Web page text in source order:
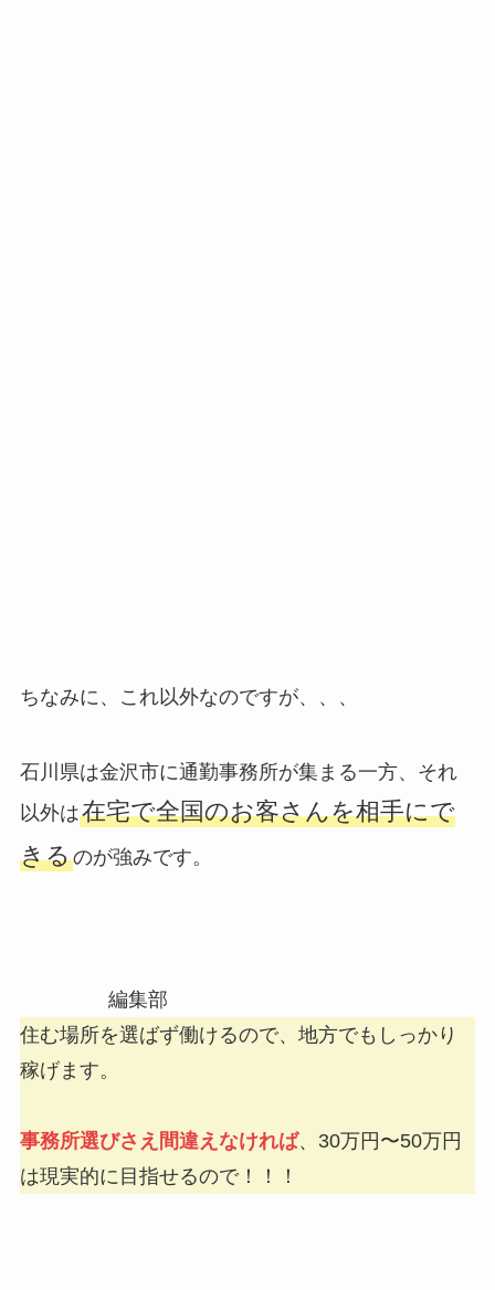
ちなみに、これ以外なのですが、、、
石川県は金沢市に通勤事務所が集まる一方、それ
以外は在宅で全国のお客さんを相手にで
きるのが強みです。
編集部
住む場所を選ばず働けるので、地方でもしっかり
稼げます。
事務所選びさえ間違えなければ、30万円〜50万円
は現実的に目指せるので！！！